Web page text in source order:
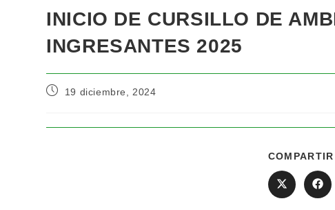
INICIO DE CURSILLO DE
INGRESANTES 2025
19 diciembre, 2024